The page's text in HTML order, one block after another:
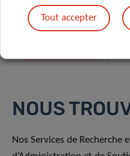
NOUS
Nos Services de Recherche
Tout accepter